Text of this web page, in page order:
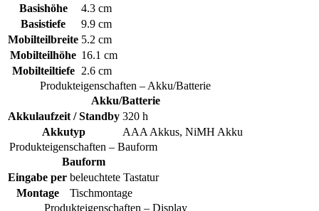
Basishöhe
4.3 cm
Basistiefe
9.9 cm
Mobilteilbreite 5.2 cm
Mobilteilhöhe 16.1 cm
Mobilteiltiefe
2.6 cm
Produkteigenschaften – Akku/Batterie
Akku/Batterie
Akkulaufzeit / Standby 320 h
Akkutyp
AAA Akkus, NiMH Akku
Produkteigenschaften – Bauform
Bauform
Eingabe per beleuchtete Tastatur
Montage
Tischmontage
Produkteigenschaften – Display